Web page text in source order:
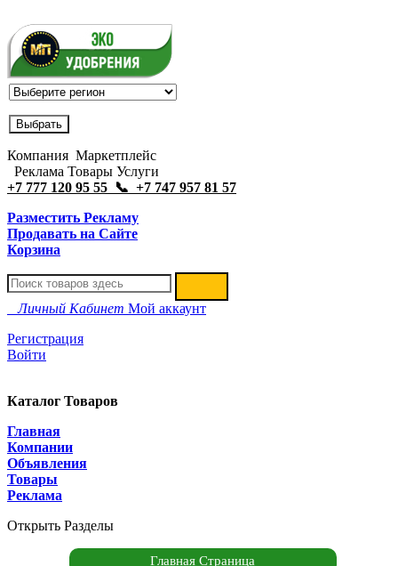
Компания Маркетплейс
Реклама Товары Услуги
+7 777 120 95 55 📞 +7 747 957 81 57
Разместить Рекламу
Продавать на Сайте
Корзина
Личный Кабинет Мой аккаунт
Регистрация
Войти
Каталог Товаров
Главная
Компании
Объявления
Товары
Реклама
Открыть Разделы
Главная Страница